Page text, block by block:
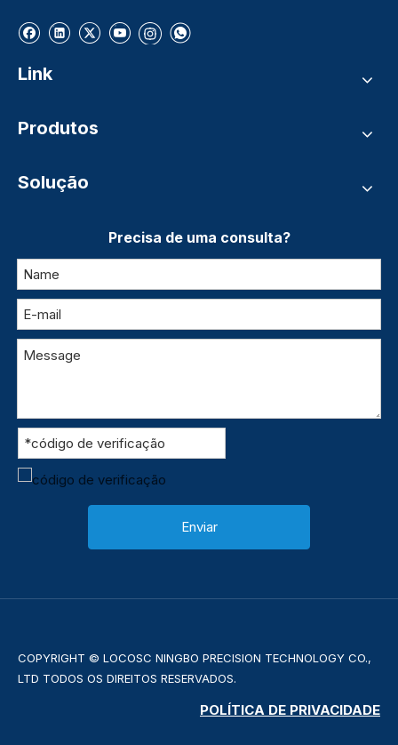
Link
Produtos
Solução
Precisa de uma consulta?
Enviar
COPYRIGHT © LOCOSC NINGBO PRECISION TECHNOLOGY CO.,
LTD TODOS OS DIREITOS RESERVADOS.
POLÍTICA DE PRIVACIDADE